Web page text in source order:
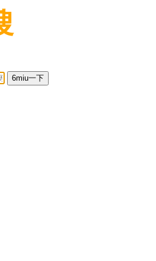
6miu一下